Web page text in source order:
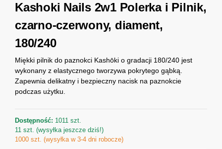
Kashoki Nails 2w1 Polerka i Pilnik,
czarno-czerwony, diament,
180/240
Miękki pilnik do paznokci Kashōki o gradacji 180/240 jest
wykonany z elastycznego tworzywa pokrytego gąbką.
Zapewnia delikatny i bezpieczny nacisk na paznokcie
podczas użytku.
Dostępność: 1011 szt.
11 szt. (wysyłka jeszcze dziś!)
1000 szt. (wysyłka w 3-4 dni robocze)